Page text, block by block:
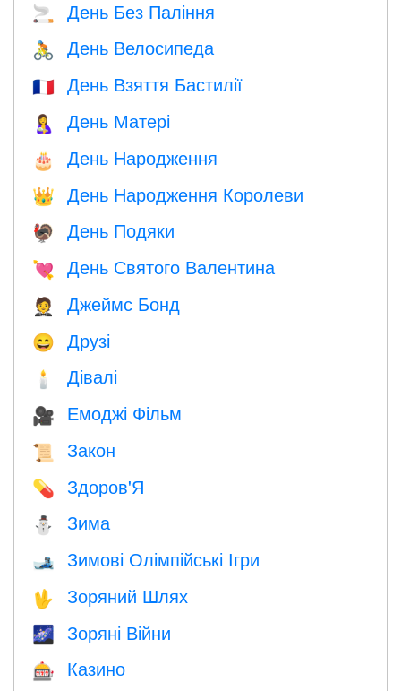
🚬 День Без Паління
🚴 День Велосипеда
🇫🇷 День Взяття Бастилії
🤱 День Матері
🎂 День Народження
👑 День Народження Королеви
🦃 День Подяки
💘 День Святого Валентина
🤵 Джеймс Бонд
😄 Друзі
🕯 Дівалі
🎥 Емоджі Фільм
📜 Закон
💊 Здоров'Я
⛄ Зима
🎿 Зимові Олімпійські Ігри
🖖 Зоряний Шлях
🌌 Зоряні Війни
🎰 Казино